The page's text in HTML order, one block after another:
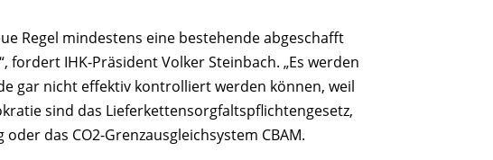
Regel mindestens eine bestehende abgeschafft
IHK-Präsident Volker Steinbach. „Es werden
gar nicht effektiv kontrolliert werden können, weil
sind das Lieferkettensorgfaltspflichtengesetz,
das CO2-Grenzausgleichsystem CBAM.